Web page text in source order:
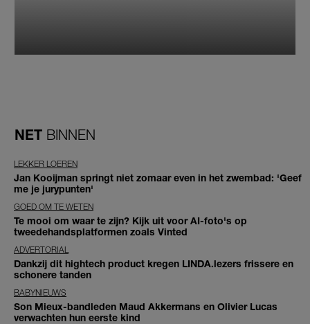
NET BINNEN
LEKKER LOEREN
Jan Kooijman springt niet zomaar even in het zwembad: 'Geef
me je jurypunten'
GOED OM TE WETEN
Te mooi om waar te zijn? Kijk uit voor AI-foto's op
tweedehandsplatformen zoals Vinted
ADVERTORIAL
Dankzij dit hightech product kregen LINDA.lezers frissere en
schonere tanden
BABYNIEUWS
Son Mieux-bandleden Maud Akkermans en Olivier Lucas
verwachten hun eerste kind